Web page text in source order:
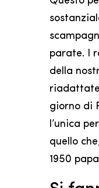
parate. I
della
riadattate
giorno di
l’unica
quello
1950